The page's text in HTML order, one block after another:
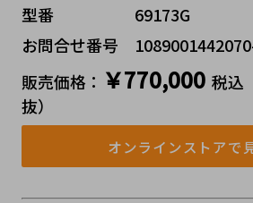
型番     69173G
お問合せ番号
販売価格： ￥770,000 税込
抜）
オンラインストアで